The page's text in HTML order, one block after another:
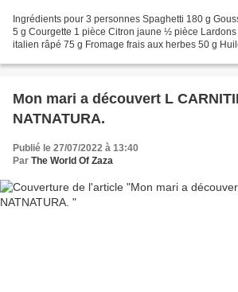
Ingrédients pour 3 personnes Spaghetti 180 g
5 g Courgette 1 pièce Citron jaune ½ pièce
italien râpé 75 g Fromage frais aux herbes 50 g
Mon mari a découvert L
NATNATURA.
Publié le 27/07/2022 à 13:40
Par The World Of Zaza